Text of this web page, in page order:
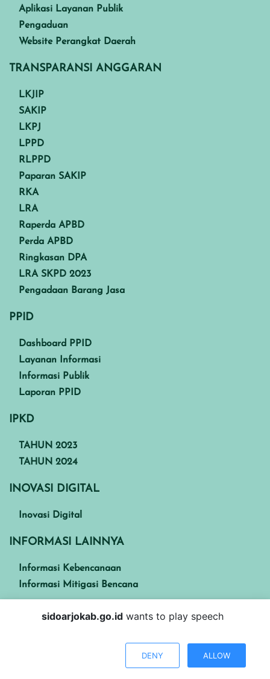
Aplikasi Layanan Publik
Pengaduan
Website Perangkat Daerah
TRANSPARANSI ANGGARAN
LKJIP
SAKIP
LKPJ
LPPD
RLPPD
Paparan SAKIP
RKA
LRA
Raperda APBD
Perda APBD
Ringkasan DPA
LRA SKPD 2023
Pengadaan Barang Jasa
PPID
Dashboard PPID
Layanan Informasi
Informasi Publik
Laporan PPID
IPKD
TAHUN 2023
TAHUN 2024
INOVASI DIGITAL
Inovasi Digital
INFORMASI LAINNYA
Informasi Kebencanaan
Informasi Mitigasi Bencana
Kabupaten Sidoarjo
Visitors : 2046240
sidoarjokab.go.id wants to play speech
DENY ALLOW